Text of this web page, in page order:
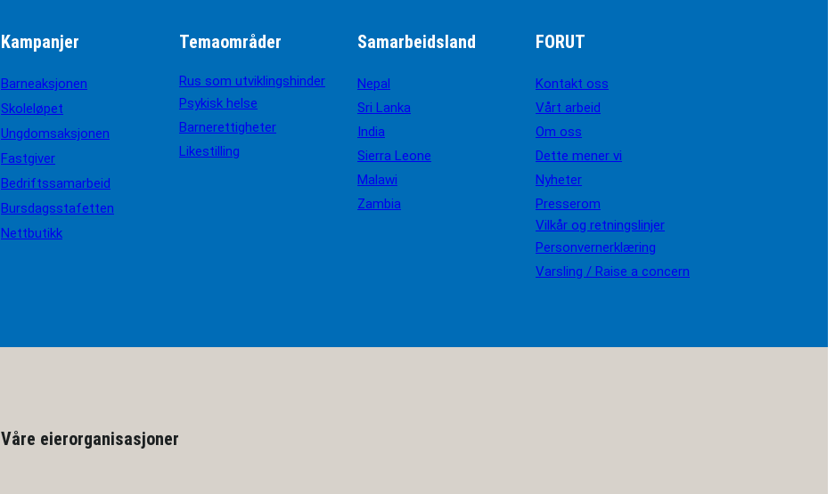
Kampanjer
Barneaksjonen
Skoleløpet
Ungdomsaksjonen
Fastgiver
Bedriftssamarbeid
Bursdagsstafetten
Nettbutikk
Temaområder
Rus som utviklingshinder
Psykisk helse
Barnerettigheter
Likestilling
Samarbeidsland
Nepal
Sri Lanka
India
Sierra Leone
Malawi
Zambia
FORUT
Kontakt oss
Vårt arbeid
Om oss
Dette mener vi
Nyheter
Presserom
Vilkår og retningslinjer
Personvernerklæring
Varsling / Raise a concern
Våre eierorganisasjoner